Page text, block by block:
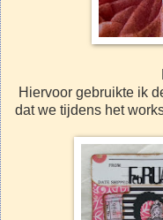
Hiervoor gebruikte ik
dat we tijdens het